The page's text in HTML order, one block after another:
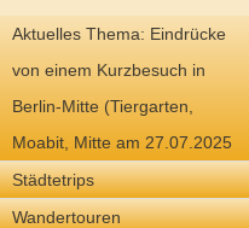
Aktuelles Thema: Eindrücke
von einem Kurzbesuch in
Berlin-Mitte (Tiergarten,
Moabit, Mitte am 27.07.2025
Städtetrips
Wandertouren